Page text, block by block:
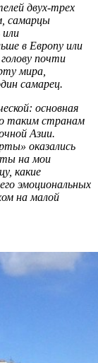
двух-трех
самарцы
в Европу или
почти
мира,
самарец.
основная
таким странам
Азии.
оказались
на мои
какие
эмоциональных
на малой